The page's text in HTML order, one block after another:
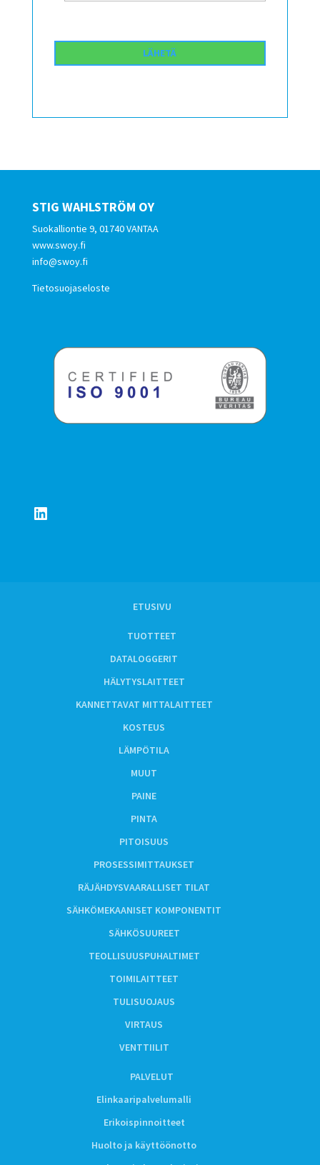
STIG WAHLSTRÖM OY
Suokalliontie 9, 01740 VANTAA
www.swoy.fi
info@swoy.fi
Tietosuojaseloste
LinkedIn
ETUSIVU
TUOTTEET
DATALOGGERIT
HÄLYTYSLAITTEET
KANNETTAVAT MITTALAITTEET
KOSTEUS
LÄMPÖTILA
MUUT
PAINE
PINTA
PITOISUUS
PROSESSIMITTAUKSET
RÄJÄHDYSVAARALLISET TILAT
SÄHKÖMEKAANISET KOMPONENTIT
SÄHKÖSUUREET
TEOLLISUUSPUHALTIMET
TOIMILAITTEET
TULISUOJAUS
VIRTAUS
VENTTIILIT
PALVELUT
Elinkaaripalvelumalli
Erikoispinnoitteet
Huolto ja käyttöönotto